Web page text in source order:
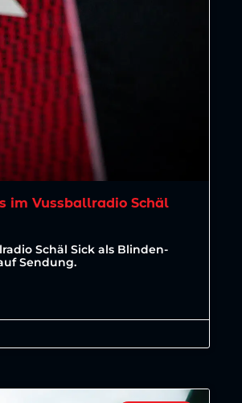
im Vussballradio Schäl
Schäl Sick als Blinden-
Sendung.